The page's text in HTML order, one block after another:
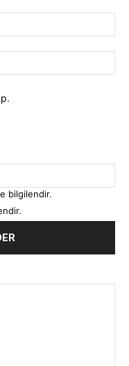
bilgilendir.